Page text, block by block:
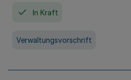
In Kraft
Verwaltungsvorschrift